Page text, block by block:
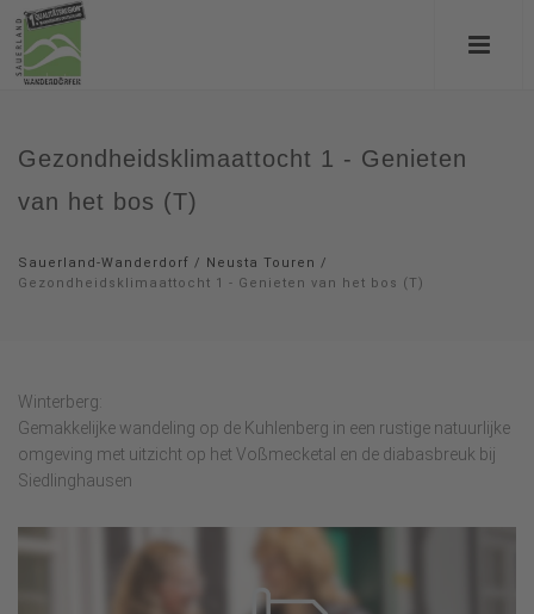
Gezondheidsklimaattocht 1 - Genieten
van het bos (T)
Sauerland-Wanderdorf / Neusta Touren /
Gezondheidsklimaattocht 1 - Genieten van het bos (T)
Winterberg:
Gemakkelijke wandeling op de Kuhlenberg in een rustige natuurlijke
omgeving met uitzicht op het Voßmecketal en de diabasbreuk bij
Siedlinghausen